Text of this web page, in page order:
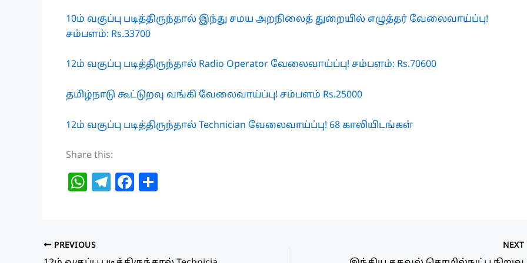
10ம் வகுப்பு படித்திருந்தால் இந்து சமய அறநிலைத் துறையில் எழுத்தர் வேலைவாய்ப்பு!
சம்பளம்: Rs.33700
12ம் வகுப்பு படித்திருந்தால் Radio Operator வேலைவாய்ப்பு! சம்பளம்: Rs.70600
தமிழ்நாடு கூட்டுறவு வங்கி வேலைவாய்ப்பு! சம்பளம் Rs.25000
12ம் வகுப்பு படித்திருந்தால் Technician வேலைவாய்ப்பு! 68 காலியிடங்கள்
Share this:
W
s
A
T
ra
F
b
PREVIOUS NEXT